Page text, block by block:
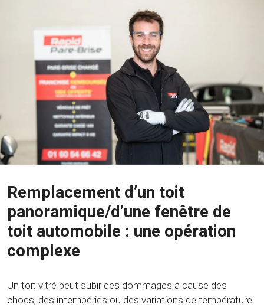
Remplacement d’un toit
panoramique/d’une fenêtre de
toit automobile : une opération
complexe
Un toit vitré peut subir des dommages à cause des
chocs, des intempéries ou des variations de température.